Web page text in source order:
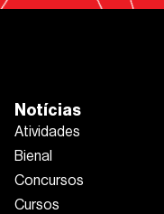
Notícias
Atividades
Bienal
Concursos
Cursos